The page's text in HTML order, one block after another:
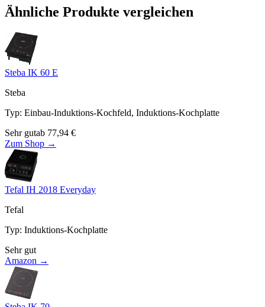
Ähnliche Produkte vergleichen
Steba IK 60 E
Steba
Typ: Einbau-Induktions-Kochfeld, Induktions-Kochplatte
Sehr gutab 77,94 €
Zum Shop →
Tefal IH 2018 Everyday
Tefal
Typ: Induktions-Kochplatte
Sehr gut
Amazon →